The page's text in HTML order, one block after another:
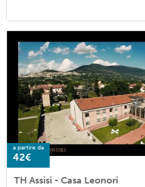
a partire da
42€
TH Assisi - Casa Leonori